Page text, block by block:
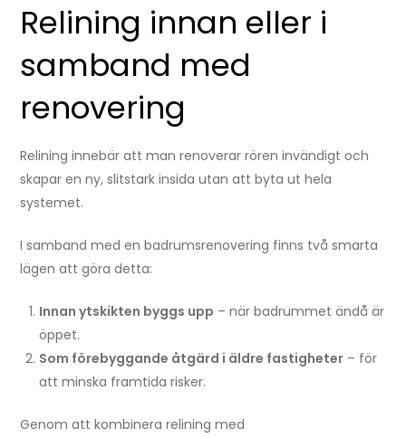
Relining innan eller i
samband med
renovering
Relining innebär att man renoverar rören invändigt och
skapar en ny, slitstark insida utan att byta ut hela
systemet.
I samband med en badrumsrenovering finns två smarta
lägen att göra detta:
Innan ytskikten byggs upp – när badrummet ändå är
öppet.
Som förebyggande åtgärd i äldre fastigheter – för
att minska framtida risker.
Genom att kombinera relining med